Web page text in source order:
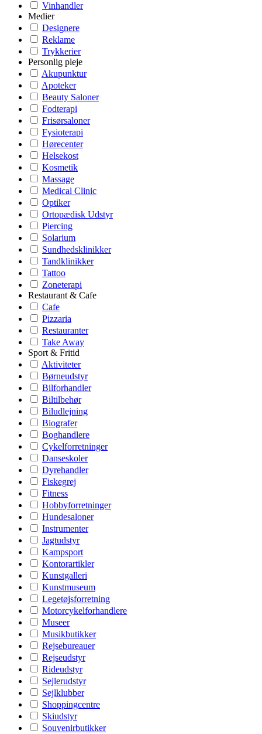
Vinhandler
Medier
Designere
Reklame
Trykkerier
Personlig pleje
Akupunktur
Apoteker
Beauty Saloner
Fodterapi
Frisørsaloner
Fysioterapi
Hørecenter
Helsekost
Kosmetik
Massage
Medical Clinic
Optiker
Ortopædisk Udstyr
Piercing
Solarium
Sundhedsklinikker
Tandklinikker
Tattoo
Zoneterapi
Restaurant & Cafe
Cafe
Pizzaria
Restauranter
Take Away
Sport & Fritid
Aktiviteter
Børneudstyr
Bilforhandler
Biltilbehør
Biludlejning
Biografer
Boghandlere
Cykelforretninger
Danseskoler
Dyrehandler
Fiskegrej
Fitness
Hobbyforretninger
Hundesaloner
Instrumenter
Jagtudstyr
Kampsport
Kontorartikler
Kunstgalleri
Kunstmuseum
Legetøjsforretning
Motorcykelforhandlere
Museer
Musikbutikker
Rejsebureauer
Rejseudstyr
Rideudstyr
Sejlerudstyr
Sejlklubber
Shoppingcentre
Skiudstyr
Souvenirbutikker